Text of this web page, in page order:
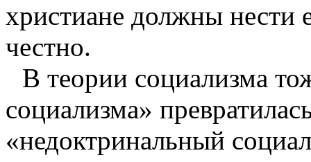
христиане должны нести
честно.
В теории социализма
социализма»
«недоктринальный